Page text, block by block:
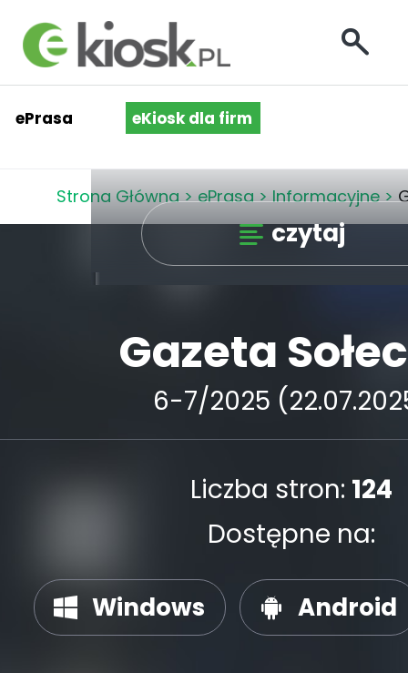
ePrasa eKiosk dla firm
Strona Główna > ePrasa > Informacyjne >
czytaj
Gazeta
6-7/2025
Liczba stron: 124
Dostępne na:
Windows Android